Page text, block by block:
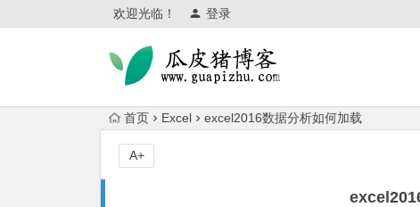
欢迎光临！ 登录
首页 Excel excel2016数据分析如何加载
A+